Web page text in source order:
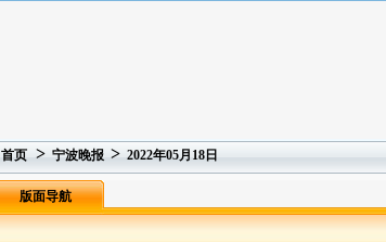
首页 > 宁波晚报 > 2022年05月18日
版面导航